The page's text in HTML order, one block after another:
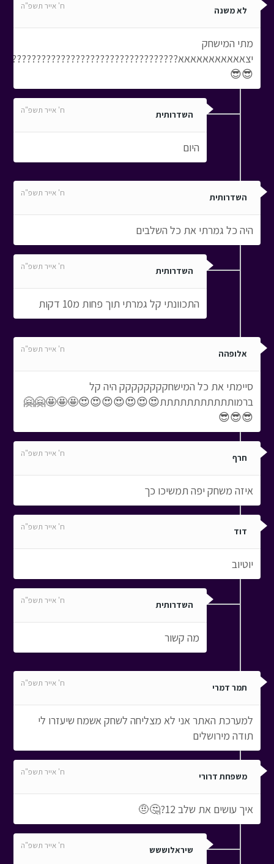
לא משנה ח' אייר תשפ"ה
מתי המישחק
😎😎
השדרותית ח' אייר תשפ"ה
היום
השדרותית ח' אייר תשפ"ה
היה כל גמרתי את כל השלבים
השדרותית ח' אייר תשפ"ה
התכוונתי קל גמרתי תוך פחות מ10 דקות
אלופהה ח' אייר תשפ"ה
סיימתי את כל המישחקקקקקקקק היה קל
ברמותתתתתתתתתתת😍😍😍😍😍😍😍🤩🤩🤩🤗🤗
😎😎😎
חרף ח' אייר תשפ"ה
איזה משחק יפה תמשיכו כך
דוד ח' אייר תשפ"ה
יוטיוב
השדרותית ח' אייר תשפ"ה
מה קשור
תמר דמרי ח' אייר תשפ"ה
למערכת האתר אני לא מצליחה לשחק אשמח שיעזרו לי
תודה מירושלים
משפחת דרורי ח' אייר תשפ"ה
איך עושים את שלב 12?🤔🤨
שיראלוששש ח' אייר תשפ"ה